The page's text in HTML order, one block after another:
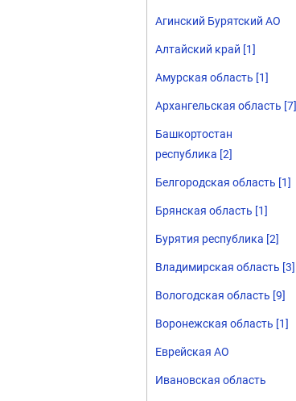
Агинский Бурятский АО
Алтайский край [1]
Амурская область [1]
Архангельская область [7]
Башкортостан
республика [2]
Белгородская область [1]
Брянская область [1]
Бурятия республика [2]
Владимирская область [3]
Вологодская область [9]
Воронежская область [1]
Еврейская АО
Ивановская область